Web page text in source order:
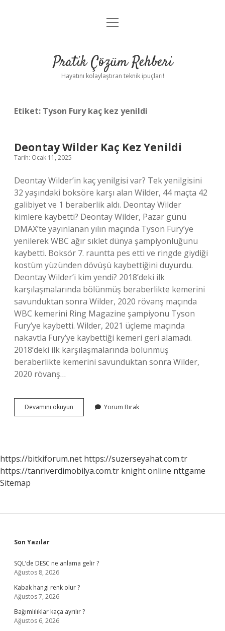
Anasayfa
Yasal Uyarı
menüyü
Pratik Çözüm Rehberi
Hayatını kolaylaştıran teknik ipuçları!
Etiket: Tyson Fury kaç kez yenildi
Deontay Wilder Kaç Kez Yenildi
Tarih: Ocak 11, 2025
Deontay Wilder’in kaç yenilgisi var? Tek yenilgisini
32 yaşındaki boksöre karşı alan Wilder, 44 maçta 42
galibiyet ve 1 beraberlik aldı. Deontay Wilder
kimlere kaybetti? Deontay Wilder, Pazar günü
DMAX’te yayınlanan yılın maçında Tyson Fury’ye
yenilerek WBC ağır sıklet dünya şampiyonluğunu
kaybetti. Boksör 7. rauntta pes etti ve ringde giydiği
kostüm yüzünden dövüşü kaybettiğini duyurdu.
Deontay Wilder’i kim yendi? 2018’deki ilk
karşılaşmalarında bölünmüş beraberlikte kemerini
savunduktan sonra Wilder, 2020 rövanş maçında
WBC kemerini Ring Magazine şampiyonu Tyson
Fury’ye kaybetti. Wilder, 2021 üçleme maçında
nakavtla Fury’ye kaybettiği kemeri geri alamadı.
2018’deki ilk karşılaşmalarında bölünmüş
beraberlikte kemerini savunduktan sonra Wilder,
2020 rövanş…
Devamını okuyun Deontay
Wilder
Yorum Bırak
https://bitkiforum.net https://suzerseyahat.com.tr
https://tanriverdimobilya.com.tr knight online nttgame
Sitemap
Sidebar
Son Yazılar
SQL’de DESC ne anlama gelir ?
Ağustos 8, 2026
Kabak hangi renk olur ?
Ağustos 7, 2026
Bağımlılıklar kaça ayrılır ?
Ağustos 6, 2026